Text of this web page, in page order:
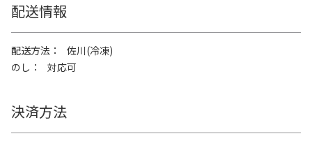
配送情報
配送方法
佐川(冷凍)
のし
対応可
決済方法